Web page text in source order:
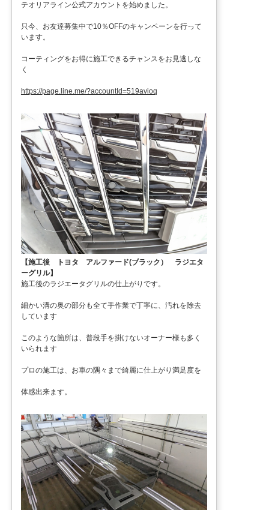
テオリアライン公式アカウントを始めました。
只今、お友達募集中で10％OFFのキャンペーンを行って
います。
コーティングをお得に施工できるチャンスをお見逃しな
く
https://page.line.me/?accountId=519avioq
【施工後 トヨタ アルファード(ブラック） ラジエタ
ーグリル】
施工後のラジエータグリルの仕上がりです。
細かい溝の奥の部分も全て手作業で丁寧に、汚れを除去
しています
このような箇所は、普段手を掛けないオーナー様も多く
いられます
プロの施工は、お車の隅々まで綺麗に仕上がり満足度を
体感出来ます。